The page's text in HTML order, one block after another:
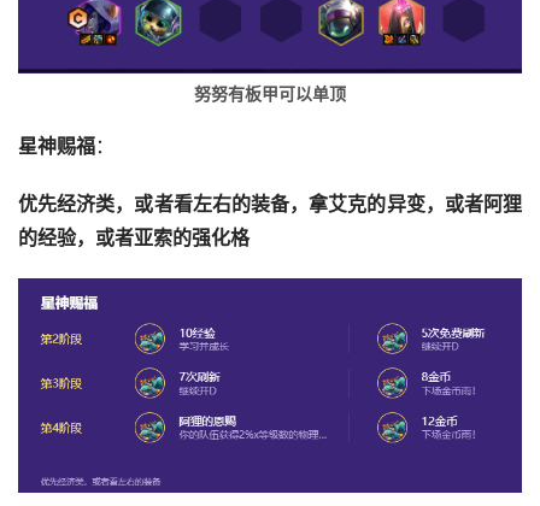
努努有板甲可以单顶
星神赐福：
优先经济类，或者看左右的装备，拿艾克的异变，或者阿狸
的经验，或者亚索的强化格